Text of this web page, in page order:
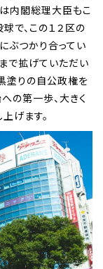
内閣総理大臣もこ
で、この１２区の
ぶつかり合ってい
で拡げていただい
塗りの自公政権を
の第一歩、大きく
げます。